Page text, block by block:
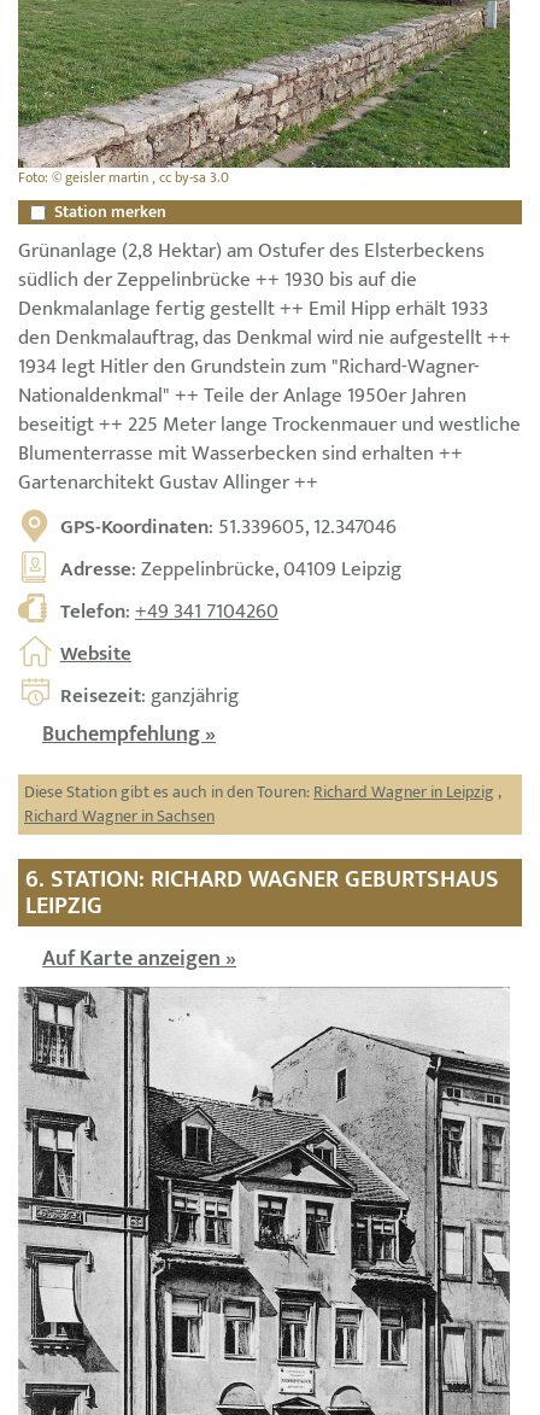
Foto: © geisler martin , cc by-sa 3.0
Station merken
Grünanlage (2,8 Hektar) am Ostufer des Elsterbeckens
südlich der Zeppelinbrücke ++ 1930 bis auf die
Denkmalanlage fertig gestellt ++ Emil Hipp erhält 1933
den Denkmalauftrag, das Denkmal wird nie aufgestellt ++
1934 legt Hitler den Grundstein zum "Richard-Wagner-
Nationaldenkmal" ++ Teile der Anlage 1950er Jahren
beseitigt ++ 225 Meter lange Trockenmauer und westliche
Blumenterrasse mit Wasserbecken sind erhalten ++
Gartenarchitekt Gustav Allinger ++
GPS-Koordinaten: 51.339605, 12.347046
Adresse: Zeppelinbrücke, 04109 Leipzig
Telefon:+49 341 7104260
Website
Reisezeit: ganzjährig
Buchempfehlung »
Diese Station gibt es auch in den Touren:Richard Wagner in Leipzig ,
Richard Wagner in Sachsen
6. STATION: RICHARD WAGNER GEBURTSHAUS
LEIPZIG
Auf Karte anzeigen »